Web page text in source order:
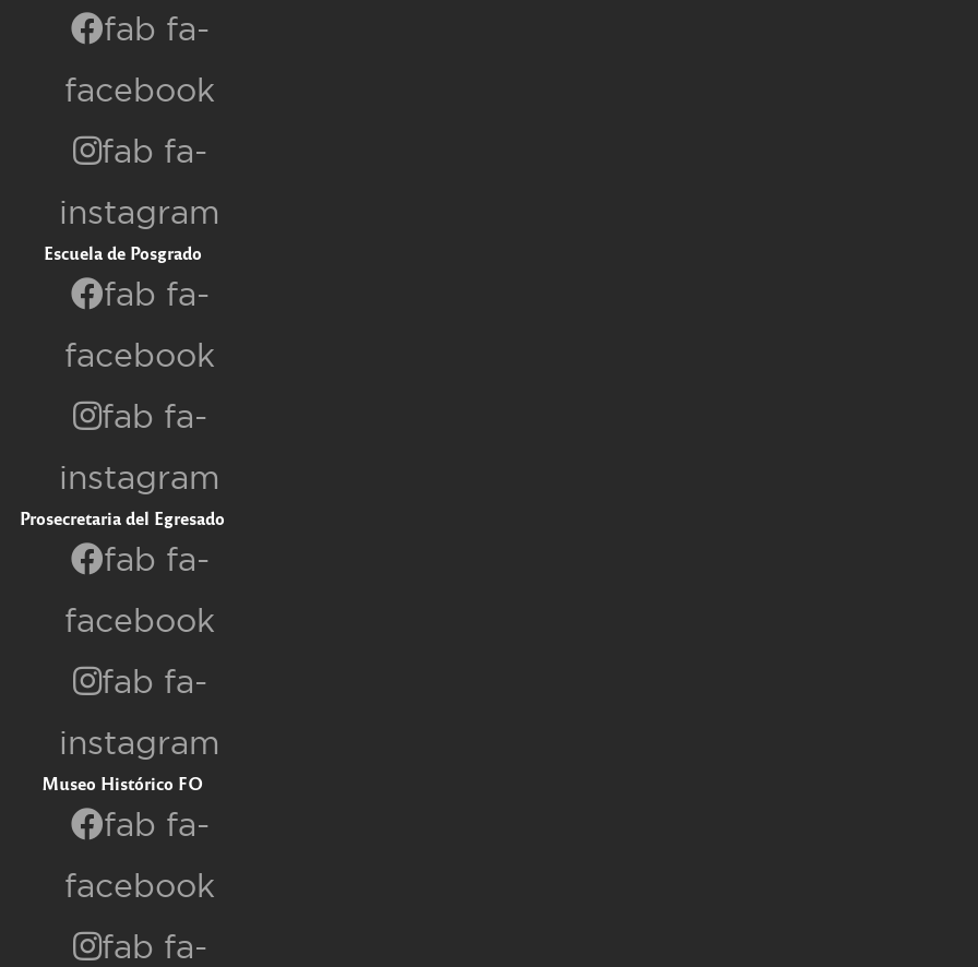
fab fa-
facebook
fab fa-
instagram
Escuela de Posgrado
fab fa-
facebook
fab fa-
instagram
Prosecretaria del Egresado
fab fa-
facebook
fab fa-
instagram
Museo Histórico FO
fab fa-
facebook
fab fa-